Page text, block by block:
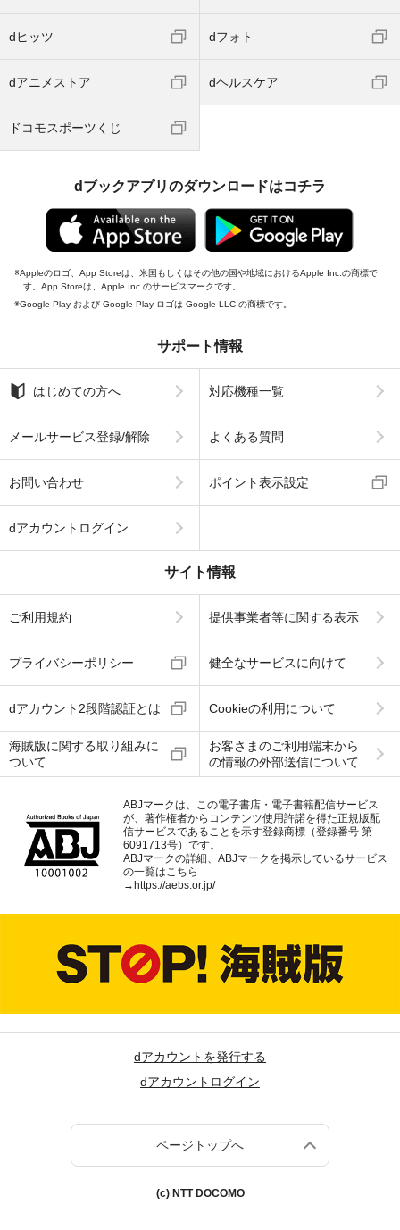
dヒッツ dフォト
dアニメストア dヘルスケア
ドコモスポーツくじ
dブックアプリのダウンロードはコチラ
Appleのロゴ、App Storeは、米国もしくはその他の国や地域におけるApple Inc.の商標で
す。App Storeは、Apple Inc.のサービスマークです。
Google Play および Google Play ロゴは Google LLC の商標です。
サポート情報
はじめての方へ 対応機種一覧
メールサービス登録/解除 よくある質問
お問い合わせ ポイント表示設定
dアカウントログイン
サイト情報
ご利用規約 提供事業者等に関する表示
プライバシーポリシー 健全なサービスに向けて
dアカウント2段階認証とは Cookieの利用について
海賊版に関する取り組みに
ついて
お客さまのご利用端末から
の情報の外部送信について
ABJマークは、この電子書店・電子書籍配信サービス
が、著作権者からコンテンツ使用許諾を得た正規版配
信サービスであることを示す登録商標（登録番号 第
6091713号）です。
ABJマークの詳細、ABJマークを掲示しているサービス
の一覧はこちら
→ https://aebs.or.jp/
dアカウントを発行する
dアカウントログイン
ページトップへ
(c) NTT DOCOMO